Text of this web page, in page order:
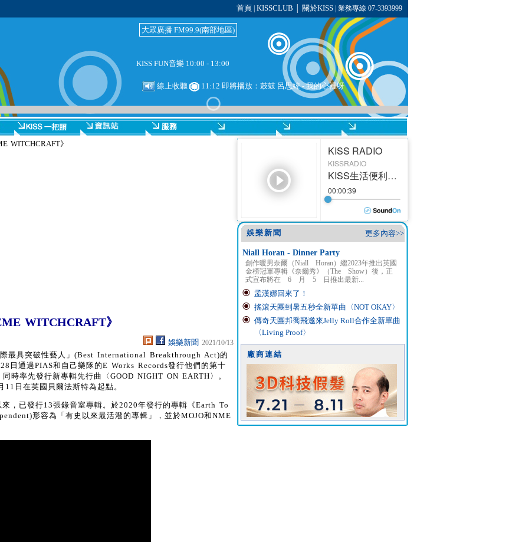
首頁 KISSCLUB 關於KISS| 業務專線 07-3393999
大眾廣播 FM99.9(南部地區)
KISS FUN音樂 10:00 - 13:00
線上收聽 11:12 即將播放：鼓鼓 呂思緯 - 我的心裡呀
WITCHCRAFT》
WITCHCRAFT》
娛樂新聞 2021/10/13
最具突破性藝人」(Best International Breakthrough Act)的
日通過PIAS和自己樂隊的E Works Records發行他們的第十
時率先發行新專輯先行曲〈GOOD NIGHT ON EARTH〉。
日在英國貝爾法斯特為起點。
，已發行13張錄音室專輯。於2020年發行的專輯《Earth To
形容為「有史以來最活潑的專輯」，並於MOJO和NME
更多內容>>
娛樂新聞
Niall Horan - Dinner Party
創作暖男奈爾（Niall Horan）繼2023年推出英國
金榜冠軍專輯《奈爾秀》（The Show）後，正
式宣布將在 6 月 5 日推出最新...
孟漢娜回來了！
搖滾天團到暑五秒全新單曲〈NOT OKAY〉
傳奇天團邦喬飛邀來Jelly Roll合作全新單曲
〈Living Proof〉
廠商連結